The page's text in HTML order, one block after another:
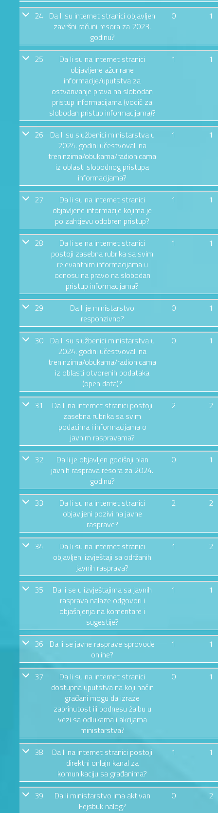
24 Da li su internet stranici objavljen
završni računi resora za 2023.
godinu?
0 1
25
Da li su na internet stranici
objavljene ažurirane
informacije/uputstva za
ostvarivanje prava na slobodan
pristup informacijama (vodič za
slobodan pristup informacijama)?
1 1
26
Da li su službenici ministarstva u
2024. godini učestvovali na
treninzima/obukama/radionicama
iz oblasti slobodnog pristupa
informacijama?
1 1
27
Da li su na internet stranici
objavljene informacije kojima je
po zahtjevu odobren pristup?
1 1
28
Da li se na internet stranici
postoji zasebna rubrika sa svim
relevantnim informacijama u
odnosu na pravo na slobodan
pristup informacijama?
1 1
29
Da li je ministarstvo
responzivno?
0 1
30
Da li su službenici ministarstva u
2024. godini učestvovali na
treninzima/obukama/radionicama
iz oblasti otvorenih podataka
(open data)?
0 1
31
Da li na internet stranici postoji
zasebna rubrika sa svim
podacima i informacijama o
javnim raspravama?
2 2
32
Da li je objavljen godišnji plan
javnih rasprava resora za 2024.
godinu?
0 1
33
Da li su na internet stranici
objavljeni pozivi na javne
rasprave?
2 2
34
Da li su na internet stranici
objavljeni izvještaji sa održanih
javnih rasprava?
1 2
35
Da li se u izvještajima sa javnih
rasprava nalaze odgovori i
objašnjenja na komentare i
sugestije?
1 1
36
Da li se javne rasprave sprovode
online?
1 1
37
Da li su na internet stranici
dostupna uputstva na koji način
građani mogu da izraze
zabrinutost ili podnesu žalbu u
vezi sa odlukama i akcijama
ministarstva?
0 1
38
Da li na internet stranici postoji
direktni onlajn kanal za
komunikaciju sa građanima?
1 1
39
Da li ministarstvo ima aktivan
Fejsbuk nalog?
0 2